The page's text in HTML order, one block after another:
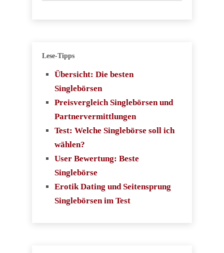
Lese-Tipps
Übersicht: Die besten
Singlebörsen
Preisvergleich Singlebörsen und
Partnervermittlungen
Test: Welche Singlebörse soll ich
wählen?
User Bewertung: Beste
Singlebörse
Erotik Dating und Seitensprung
Singlebörsen im Test